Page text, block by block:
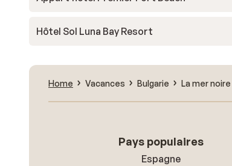
Hôtel Sol Luna Bay Resort
Home Vacances Bulgarie La mer noire
Pays populaires
Espagne